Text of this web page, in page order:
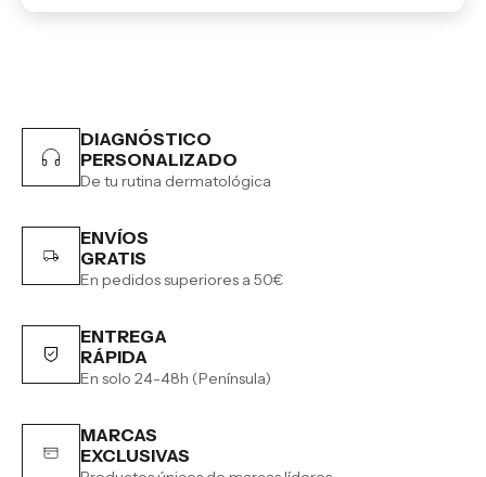
DIAGNÓSTICO
PERSONALIZADO
De tu rutina dermatológica
ENVÍOS
GRATIS
En pedidos superiores a 50€
ENTREGA
RÁPIDA
En solo 24-48h (Península)
MARCAS
EXCLUSIVAS